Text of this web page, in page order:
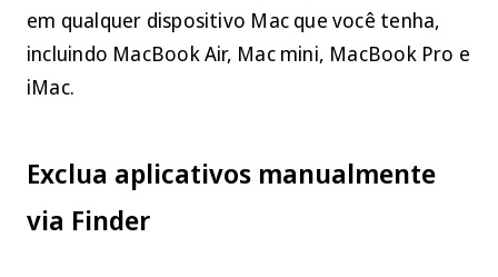
em qualquer dispositivo Mac que você tenha,
incluindo MacBook Air, Mac mini, MacBook Pro e
iMac.
Exclua aplicativos manualmente
via Finder